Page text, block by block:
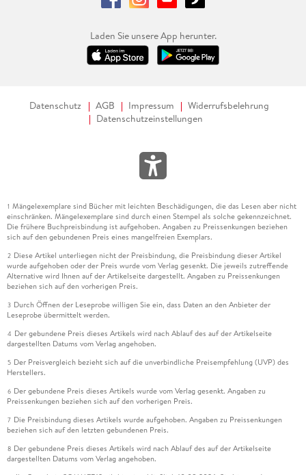
Laden Sie unsere App herunter.
Datenschutz AGB Impressum
Widerrufsbelehrung
Datenschutzeinstellungen
1 Mängelexemplare sind Bücher mit leichten Beschädigungen, die das Lesen aber nicht
einschränken. Mängelexemplare sind durch einen Stempel als solche gekennzeichnet.
Die frühere Buchpreisbindung ist aufgehoben. Angaben zu Preissenkungen beziehen
sich auf den gebundenen Preis eines mangelfreien Exemplars.
2 Diese Artikel unterliegen nicht der Preisbindung, die Preisbindung dieser Artikel
wurde aufgehoben oder der Preis wurde vom Verlag gesenkt. Die jeweils zutreffende
Alternative wird Ihnen auf der Artikelseite dargestellt. Angaben zu Preissenkungen
beziehen sich auf den vorherigen Preis.
3 Durch Öffnen der Leseprobe willigen Sie ein, dass Daten an den Anbieter der
Leseprobe übermittelt werden.
4 Der gebundene Preis dieses Artikels wird nach Ablauf des auf der Artikelseite
dargestellten Datums vom Verlag angehoben.
5 Der Preisvergleich bezieht sich auf die unverbindliche Preisempfehlung (UVP) des
Herstellers.
6 Der gebundene Preis dieses Artikels wurde vom Verlag gesenkt. Angaben zu
Preissenkungen beziehen sich auf den vorherigen Preis.
7 Die Preisbindung dieses Artikels wurde aufgehoben. Angaben zu Preissenkungen
beziehen sich auf den letzten gebundenen Preis.
8 Der gebundene Preis dieses Artikels wird nach Ablauf des auf der Artikelseite
dargestellten Datums vom Verlag angehoben.